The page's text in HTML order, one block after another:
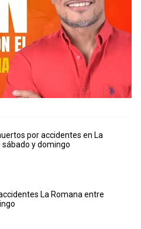
por accidentes en La
sábado y domingo
La Romana entre